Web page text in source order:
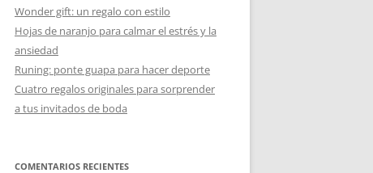
Wonder gift: un regalo con estilo
Hojas de naranjo para calmar el estrés y la
ansiedad
Runing: ponte guapa para hacer deporte
Cuatro regalos originales para sorprender
a tus invitados de boda
COMENTARIOS RECIENTES